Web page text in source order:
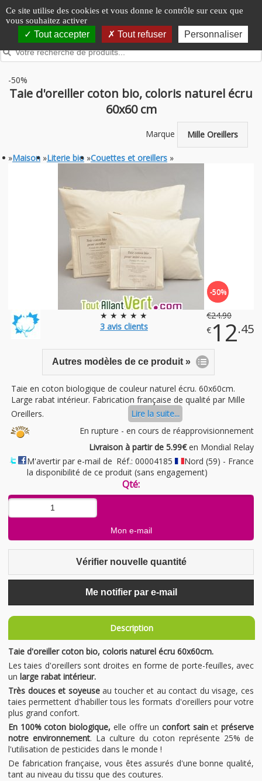
Panneau de gestion des cookies
Ce site utilise des cookies et vous donne le contrôle sur ceux que
vous souhaitez activer
Tout accepter Tout refuser Personnaliser
-50%
Taie d'oreiller coton bio, coloris naturel écru
60x60 cm
Marque Mille Oreillers
»Maison »Literie bio »Couettes et oreillers »
★ ★ ★ ★ ★
3avis clients
-50%
€24.90
€ 12.45
Autres modèles de ce produit »
Taie en coton biologique de couleur naturel écru. 60x60cm.
Large rabat intérieur. Fabrication française de qualité par Mille
Oreillers.
Lire la suite...
En rupture - en cours de réapprovisionnement
Livraison à partir de 5.99€en Mondial Relay
Réf.: 00004185
Nord (59) - France
M'avertir par e-mail de
la disponibilité de ce produit (sans engagement)
Qté:
Vérifier nouvelle quantité
Me notifier par e-mail
Description
Taie d'oreiller coton bio, coloris naturel écru 60x60cm.
Les taies d'oreillers sont droites en forme de porte-feuilles, avec
un large rabat intérieur.
Très douces et soyeuseau toucher et au contact du visage, ces
taies permettent d'habiller tous les formats d'oreillers pour votre
plus grand confort.
En 100% coton biologique, elle offre un confort sainetpréserve
notre environnement. La culture du coton représente 25% de
l'utilisation de pesticides dans le monde !
De fabrication française, vous êtes assurés d'une bonne qualité,
tant au niveau du tissu que des coutures.